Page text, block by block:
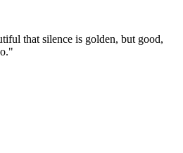
that silence is golden, but good,